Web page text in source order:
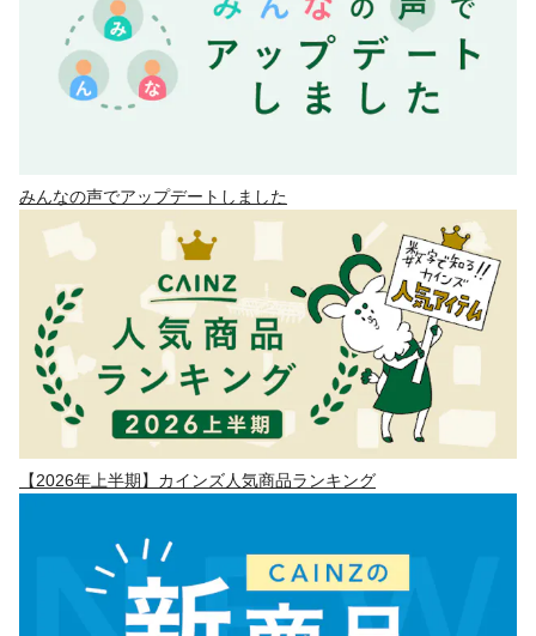
みんなの声でアップデートしました
【2026年上半期】カインズ人気商品ランキング